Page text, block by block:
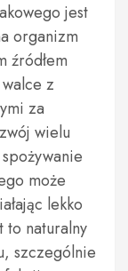
jest
organizm
źródłem
z
za
wielu
może
lekko
to naturalny
szczególnie